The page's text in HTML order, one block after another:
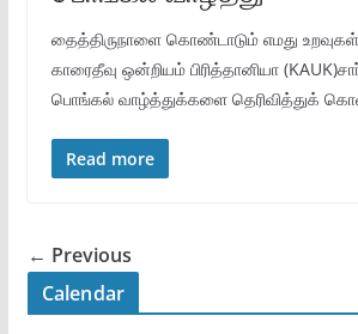
தைத்திருநாளை கொண்டாடும் எமது
காரைதீவு ஒன்றியம் பிரித்தானியா
பொங்கல் வாழ்த்துக்களை தெரிவித்துக்
Read more
← Previous
Calendar